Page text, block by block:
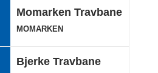
Momarken Travbane
MOMARKEN
Bjerke Travbane